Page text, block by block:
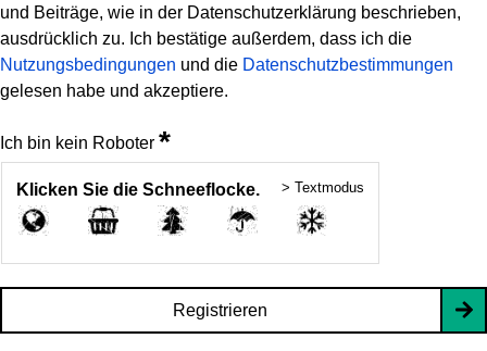
und Beiträge, wie in der Datenschutzerklärung beschrieben,
ausdrücklich zu. Ich bestätige außerdem, dass ich die
Nutzungsbedingungen und die Datenschutzbestimmungen
gelesen habe und akzeptiere.
Ich bin kein Roboter *
Klicken Sie die Schneeflocke. > Textmodus
Registrieren